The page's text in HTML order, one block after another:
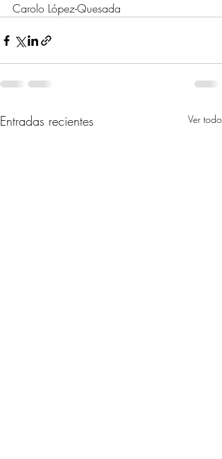
Carolo López-Quesada
Entradas recientes Ver todo